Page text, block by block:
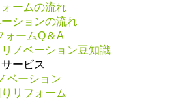
ォームの流れ
ーションの流れ
ォームQ＆A
ノベーション豆知識
サービス
ベーション
リフォーム